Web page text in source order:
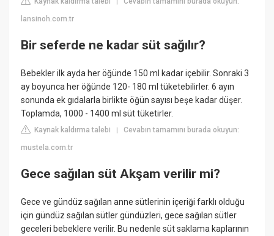
lansinoh.com.tr
Bir seferde ne kadar süt sağılır?
Bebekler ilk ayda her öğünde 150 ml kadar içebilir. Sonraki 3
ay boyunca her öğünde 120- 180 ml tüketebilirler. 6 ayın
sonunda ek gıdalarla birlikte öğün sayısı beşe kadar düşer.
Toplamda, 1000 - 1400 ml süt tüketirler.
Kaynak kaldırma talebi |Cevabın tamamını burada okuyun:
mustela.com.tr
Gece sağılan süt Akşam verilir mi?
Gece ve gündüz sağılan anne sütlerinin içeriği farklı olduğu
için gündüz sağılan sütler gündüzleri, gece sağılan sütler
geceleri bebeklere verilir. Bu nedenle süt saklama kaplarının